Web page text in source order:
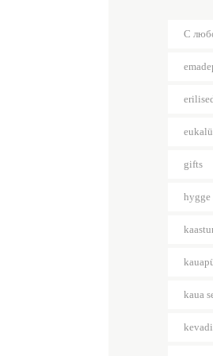
C
gifts
kaua